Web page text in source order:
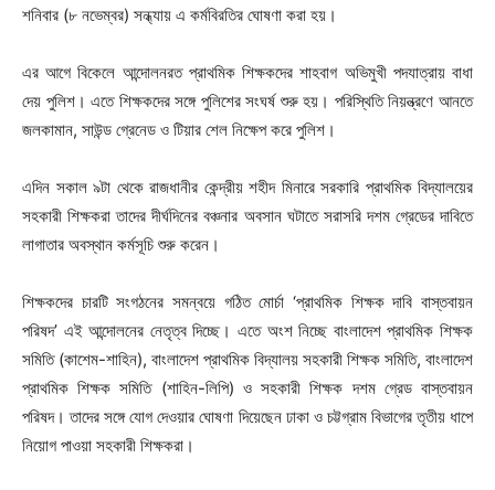
শনিবার (৮ নভেম্বর) সন্ধ্যায় এ কর্মবিরতির ঘোষণা করা হয়।
এর আগে বিকেলে আন্দোলনরত প্রাথমিক শিক্ষকদের শাহবাগ অভিমুখী পদযাত্রায় বাধা
দেয় পুলিশ। এতে শিক্ষকদের সঙ্গে পুলিশের সংঘর্ষ শুরু হয়। পরিস্থিতি নিয়ন্ত্রণে আনতে
জলকামান, সাউন্ড গ্রেনেড ও টিয়ার শেল নিক্ষেপ করে পুলিশ।
এদিন সকাল ৯টা থেকে রাজধানীর কেন্দ্রীয় শহীদ মিনারে সরকারি প্রাথমিক বিদ্যালয়ের
সহকারী শিক্ষকরা তাদের দীর্ঘদিনের বঞ্চনার অবসান ঘটাতে সরাসরি দশম গ্রেডের দাবিতে
লাগাতার অবস্থান কর্মসূচি শুরু করেন।
শিক্ষকদের চারটি সংগঠনের সমন্বয়ে গঠিত মোর্চা ‘প্রাথমিক শিক্ষক দাবি বাস্তবায়ন
পরিষদ’ এই আন্দোলনের নেতৃত্ব দিচ্ছে। এতে অংশ নিচ্ছে বাংলাদেশ প্রাথমিক শিক্ষক
সমিতি (কাশেম-শাহিন), বাংলাদেশ প্রাথমিক বিদ্যালয় সহকারী শিক্ষক সমিতি, বাংলাদেশ
প্রাথমিক শিক্ষক সমিতি (শাহিন-লিপি) ও সহকারী শিক্ষক দশম গ্রেড বাস্তবায়ন
পরিষদ। তাদের সঙ্গে যোগ দেওয়ার ঘোষণা দিয়েছেন ঢাকা ও চট্টগ্রাম বিভাগের তৃতীয় ধাপে
নিয়োগ পাওয়া সহকারী শিক্ষকরা।